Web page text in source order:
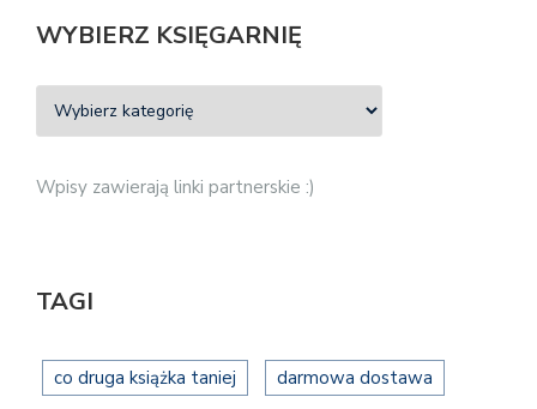
WYBIERZ KSIĘGARNIĘ
Wpisy zawierają linki partnerskie :)
TAGI
co druga książka taniej darmowa dostawa